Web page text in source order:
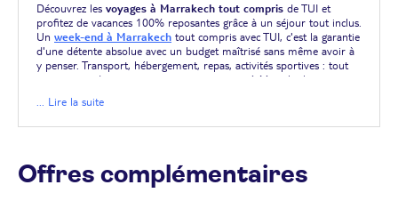
Découvrez les voyages à Marrakech tout compris de TUI et
profitez de vacances 100% reposantes grâce à un séjour tout inclus.
Un week-end à Marrakech tout compris avec TUI, c'est la garantie
d'une détente absolue avec un budget maîtrisé sans même avoir à
y penser. Transport, hébergement, repas, activités sportives : tout
est compris dans votre voyage tout compris à Marrakech.
... Lire la suite
Offres complémentaires